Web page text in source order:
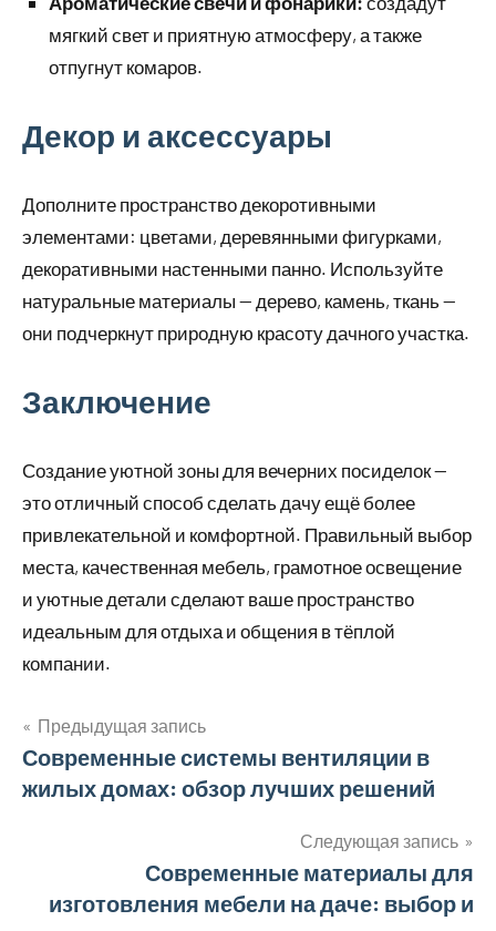
мягкий свет и приятную атмосферу, а также
отпугнут комаров.
Декор и аксессуары
Дополните пространство декоротивными
элементами: цветами, деревянными фигурками,
декоративными настенными панно. Используйте
натуральные материалы — дерево, камень, ткань —
они подчеркнут природную красоту дачного участка.
Заключение
Создание уютной зоны для вечерних посиделок —
это отличный способ сделать дачу ещё более
привлекательной и комфортной. Правильный выбор
места, качественная мебель, грамотное освещение
и уютные детали сделают ваше пространство
идеальным для отдыха и общения в тёплой
компании.
Навигация
по
Предыдущая запись
Современные системы вентиляции в
жилых домах: обзор лучших решений
Следующая запись
Современные материалы для
изготовления мебели на даче: выбор и